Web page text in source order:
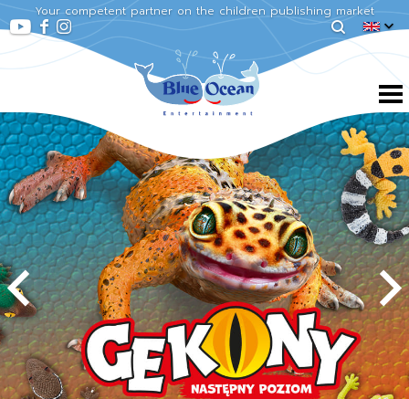
Your competent partner on the children publishing market